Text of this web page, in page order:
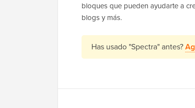
bloques que pueden ayudarte a
blogs y más.
Has usado "Spectra" antes?